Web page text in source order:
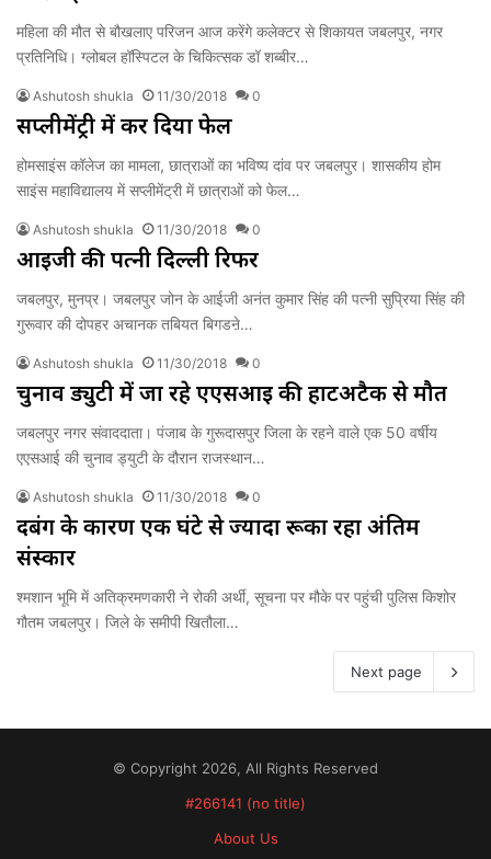
महिला की मौत से बौखलाए परिजन आज करेंगे कलेक्टर से शिकायत जबलपुर, नगर
प्रतिनिधि। ग्लोबल हॉस्पिटल के चिकित्सक डॉ शब्बीर…
Ashutosh shukla 11/30/2018 0
सप्लीमेंट्री में कर दिया फेल
होमसाइंस कॉलेज का मामला, छात्राओं का भविष्य दांव पर जबलपुर। शासकीय होम
साइंस महाविद्यालय में सप्लीमेंट्री में छात्राओं को फेल…
Ashutosh shukla 11/30/2018 0
आईजी की पत्नी दिल्ली रिफर
जबलपुर, मुनप्र। जबलपुर जोन के आईजी अनंत कुमार सिंह की पत्नी सुप्रिया सिंह की
गुरूवार की दोपहर अचानक तबियत बिगडऩे…
Ashutosh shukla 11/30/2018 0
चुनाव ड्युटी में जा रहे एएसआई की हार्टअटैक से मौत
जबलपुर नगर संवाददाता। पंजाब के गुरूदासपुर जिला के रहने वाले एक 50 वर्षीय
एएसआई की चुनाव ड्युटी के दौरान राजस्थान…
Ashutosh shukla 11/30/2018 0
दबंग के कारण एक घंटे से ज्यादा रूका रहा अंतिम
संस्कार
श्मशान भूमि में अतिक्रमणकारी ने रोकी अर्थी, सूचना पर मौके पर पहुंची पुलिस किशोर
गौतम जबलपुर। जिले के समीपी खितौला…
Next page
© Copyright 2026, All Rights Reserved
#266141 (no title)
About Us